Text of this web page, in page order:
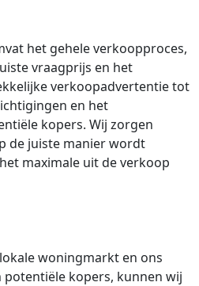
het gehele verkoopproces,
vraagprijs en het
verkoopadvertentie tot
en het
kopers. Wij zorgen
de juiste manier wordt
maximale uit de verkoop
woningmarkt en ons
kopers, kunnen wij